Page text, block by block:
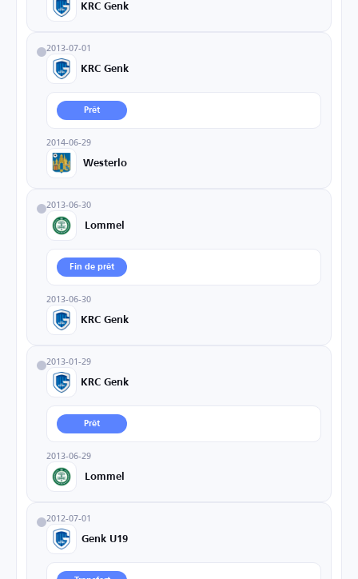
KRC Genk
2013-07-01
KRC Genk
Prêt
2014-06-29
Westerlo
2013-06-30
Lommel
Fin de prêt
2013-06-30
KRC Genk
2013-01-29
KRC Genk
Prêt
2013-06-29
Lommel
2012-07-01
Genk U19